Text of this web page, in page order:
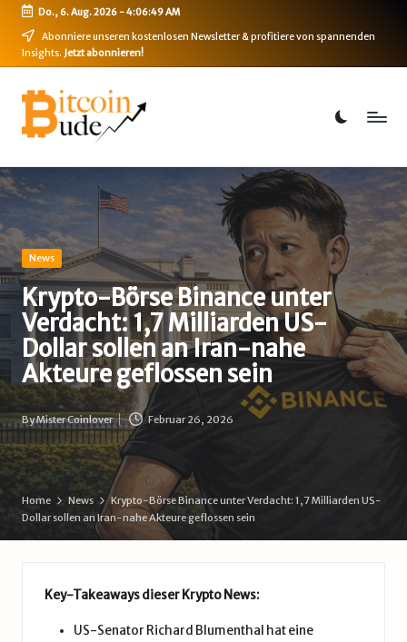
Skip
Do., 6. Aug. 2026-4:06:50 AM
Abonniere unseren kostenlosen Newsletter & profitiere von spannenden
Insights. Jetzt abonnieren!
B
i
t
c
o
i
n
-
B
u
d
e
Bitcoin,
Ethereum,
DeFi
mehr
Posted
in
News
Krypto-Börse Binance unter
Verdacht: 1,7 Milliarden US-
Dollar sollen an Iran-nahe
Akteure geflossen sein
Posted
by
ByMister Coinlover Februar 26, 2026
Home News
Krypto-Börse Binance unter Verdacht: 1,7 Milliarden US-
Dollar sollen an Iran-nahe Akteure geflossen sein
Key-Takeaways dieser Krypto News:
US-Senator Richard Blumenthal hat eine